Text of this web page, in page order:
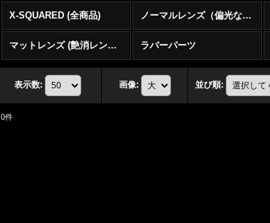
X-SQUARED (全商品) ノーマルレンズ（偏光なし）
マットレンズ (艶消レンズ） ラバーパーツ
表示数: 画像: 並び順:
0件